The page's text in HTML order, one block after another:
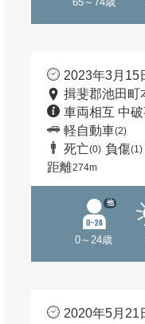
2023年3月15
揖斐郡池田町
車両相互 中
軽自動車(2)
死亡(0) 負傷(1)
距離274m
0～24歳
他
2020年5月21